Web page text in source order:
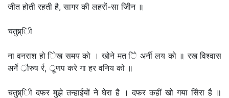
जीत होती रहती है, सागर की लहरों-सा जीिन ॥
चतुष्र्िी
ना वनराश हो िेख समय को । खोने मत िे अर्नी लय को ॥ रख विश्वास
अर्ने र्ौरुष र्र, र्ूणप करे गा हर वनिय को ॥
चतुष्र्िी दफर मुझे तन्हाईयों ने घेरा है । दफर कहीं खो गया सिेरा है ॥